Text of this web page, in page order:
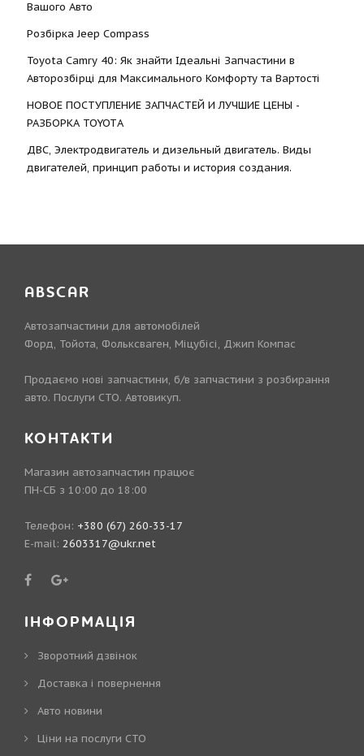
Вашого Авто
Розбірка Jeep Compass
Toyota Camry 40: Як знайти Ідеальні Запчастини в
Авторозбірці для Максимального Комфорту та Вартості
НОВОЕ ПОСТУПЛЕНИЕ ЗАПЧАСТЕЙ И ЛУЧШИЕ ЦЕНЫ -
РАЗБОРКА TOYOTА
ДВС, Электродвигатель и дизельный двигатель. Виды
двигателей, принцип работы и история создания.
ABSCAR
Автозапчастини для автомобілей
Форд, Тойота, Фольксваген, Міцубісі, Джип Компас
Продаємо нові запчастини, б/в запчастини з розбирання
авто. Послуги СТО. Автовикуп.
КОНТАКТИ
Магазин автозапчастин працює
ПН-СБ з 10:00 до 18:00
Телефон: +380 (67) 260-33-17
E-mail: 2603317@ukr.net
ІНФОРМАЦІЯ
Зворотний дзвінок
Доставка і повернення
Авто новини
Ціни на послуги СТО